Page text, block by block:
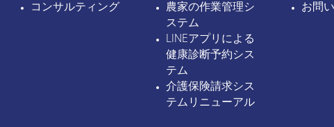
コンサルティング
農家の作業管理シ
ステム
LINEアプリによる
健康診断予約シス
テム
介護保険請求シス
テムリニューアル
お問